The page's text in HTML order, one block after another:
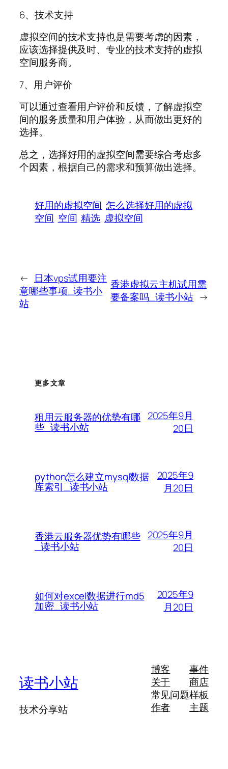
6、技术支持
虚拟空间的技术支持也是需要考虑的因素，
应该选择提供及时、专业的技术支持的虚拟
空间服务商。
7、用户评价
可以通过查看用户评价和反馈，了解虚拟空
间的服务质量和用户体验，从而做出更好的
选择。
总之，选择好用的虚拟空间需要综合考虑多
个因素，根据自己的需求和预算做出选择。
好用的虚拟空间 怎么选择好用的虚拟
空间 空间 精选 虚拟空间
←
日本vps试用要注
意哪些事项_读书小
站
香港虚拟云主机试用需
要备案吗_读书小站 →
更多文章
租用云服务器的优势有哪
些_读书小站
2025年9月
20日
python怎么建立mysql数据
库索引_读书小站
2025年9
月20日
香港云服务器优势有哪些
_读书小站
2025年9月
20日
如何对excel数据进行md5
加密_读书小站
2025年9
月20日
读书小站
技术分享站
博客
关于
常见问题
作者
事件
商店
样板
主题